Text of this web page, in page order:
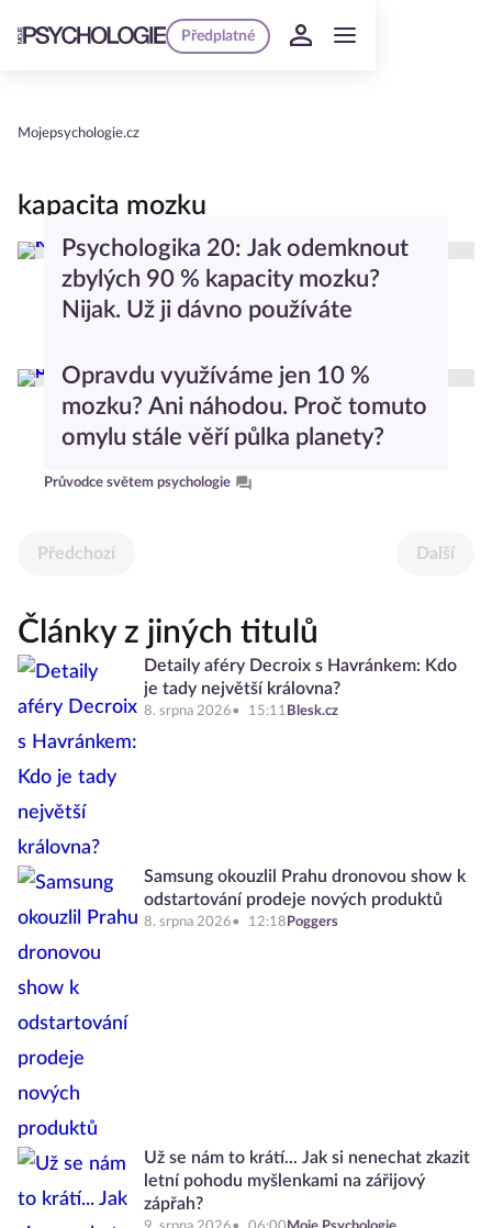
Předplatné
Mojepsychologie.cz
kapacita mozku
Psychologika 20: Jak odemknout
zbylých 90 % kapacity mozku?
Nijak. Už ji dávno používáte
Opravdu využíváme jen 10 %
mozku? Ani náhodou. Proč tomuto
omylu stále věří půlka planety?
Průvodce světem psychologie
Předchozí Další
Články z jiných titulů
Detaily aféry Decroix s Havránkem: Kdo
je tady největší královna?
8. srpna 2026 15:11 Blesk.cz
Samsung okouzlil Prahu dronovou show k
odstartování prodeje nových produktů
8. srpna 2026 12:18 Poggers
Už se nám to krátí... Jak si nenechat zkazit
letní pohodu myšlenkami na zářijový
zápřah?